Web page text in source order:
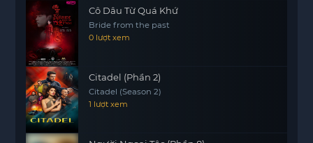
Cô Dâu Từ Quá Khứ
Bride from the past
0 lượt xem
Citadel (Phần 2)
Citadel (Season 2)
1 lượt xem